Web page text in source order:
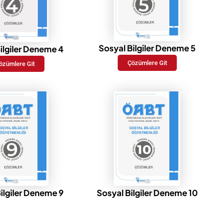
Deneme 4
Git
Sosyal Bilgiler Deneme 5
Çözümlere Git
Deneme 9 Sosyal Bilgiler Deneme 10